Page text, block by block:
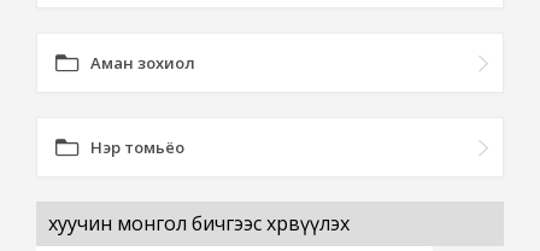
Аман зохиол
Нэр томьёо
хуучин монгол бичгээс хөрвүүлэх